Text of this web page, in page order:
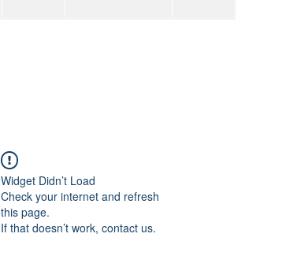
Widget Didn’t Load
Check your internet and refresh
this page.
If that doesn’t work, contact us.